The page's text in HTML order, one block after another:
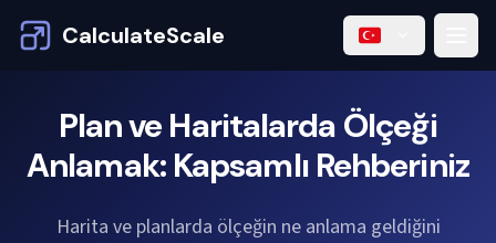
CalculateScale
Plan ve Haritalarda Ölçeği
Anlamak: Kapsamlı Rehberiniz
Harita ve planlarda ölçeğin ne anlama geldiğini